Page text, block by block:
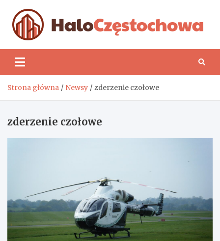
content
Strona główna Newsy zderzenie czołowe
zderzenie czołowe